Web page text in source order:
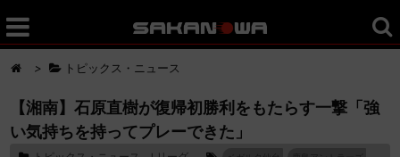
> トピックス・ニュース
【湘南】石原直樹が復帰初勝利をもたらす一撃「強
い気持ちを持ってプレーできた」